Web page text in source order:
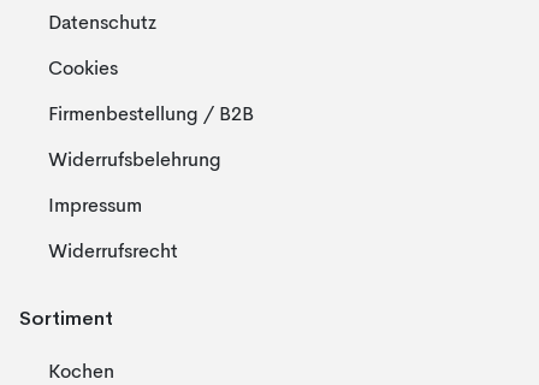
Datenschutz
Cookies
Firmenbestellung / B2B
Widerrufsbelehrung
Impressum
Widerrufsrecht
Sortiment
Kochen